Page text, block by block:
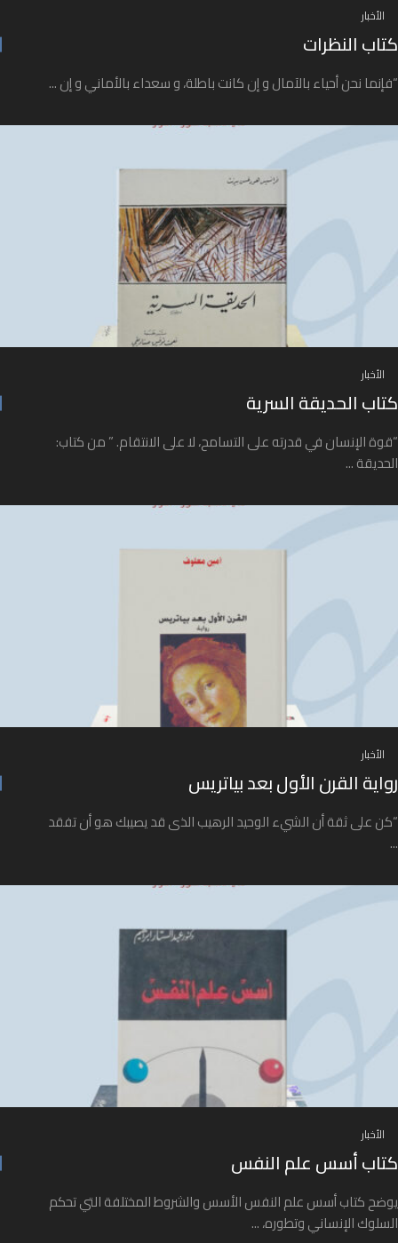
الأخبار
كتاب النظرات
“فإنما نحن أحياء بالآمال و إن كانت باطلة، و سعداء بالأماني و إن ...
الأخبار
كتاب الحديقة السرية
“قوة الإنسان في قدرته على التسامح، لا على الانتقام. ” من كتاب:
الحديقة ...
الأخبار
رواية القرن الأول بعد بياتريس
“كن على ثقة أن الشيء الوحيد الرهيب الذى قد يصيبك هو أن تفقد
...
الأخبار
كتاب أسس علم النفس
يوضح كتاب أسس علم النفس الأسس والشروط المختلفة التي تحكم
السلوك الإنساني وتطوره، ...